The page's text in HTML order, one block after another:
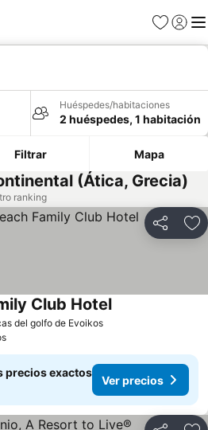
Favoritos
Iniciar
Huéspedes/habitaciones
2 huéspedes, 1 habitación
Filtrar Mapa
(Ática, Grecia)
ranking
Compartir
del golfo de EvoikosVer precios
Club HotelVer precios
precios exactos
Ver precios